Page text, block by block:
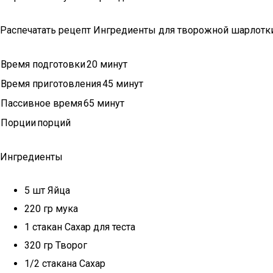
Распечатать рецепт Ингредиенты для творожной
Время подготовки20 минут
Время приготовления45 минут
Пассивное время65 минут
Порциипорций
Ингредиенты
5 шт Яйца
220 гр мука
1 стакан Сахар для теста
320 гр Творог
1/2 стакана Сахар